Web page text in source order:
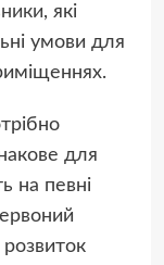
, які
умови для
для
на певні